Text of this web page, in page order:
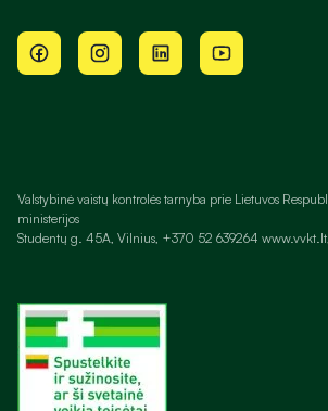
Valstybinė vaistų kontrolės tarnyba prie Lietuvos
ministerijos
Studentų g. 45A, Vilnius, +370 52 639264